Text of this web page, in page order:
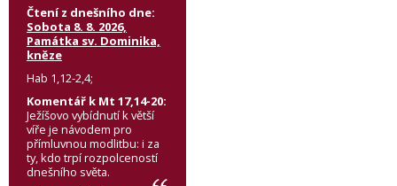
Čtení z dnešního dne:
Sobota 8. 8. 2026,
Památka sv. Dominika,
kněze
Hab 1,12-2,4;
Komentář k Mt 17,14-20:
Ježíšovo vybídnutí k větší
víře je návodem pro
přímluvnou modlitbu: i za
ty, kdo trpí rozpolceností
dnešního světa.